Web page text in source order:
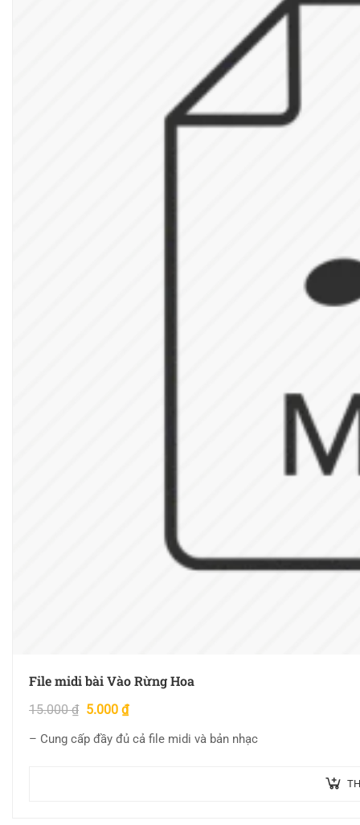
File midi bài Vào Rừng Hoa
15.000₫ 5.000 ₫
– Cung cấp đầy đủ cả file midi và bản nhạc